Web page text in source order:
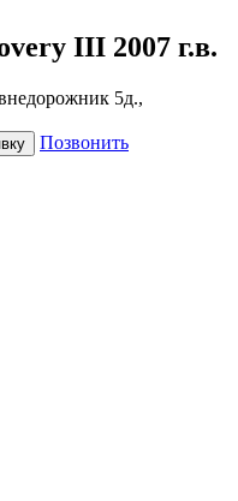
III 2007 г.в.
5д.,
Позвонить